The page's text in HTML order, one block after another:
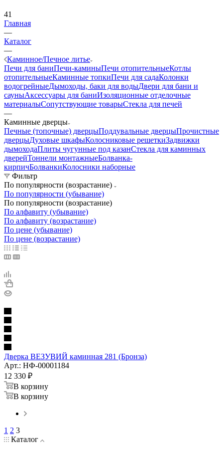
41
Главная
—
Каталог
—
Каминное/Печное литье
Печи для баниПечи-каминыПечи отопительныеКотлы
отопительныеКаминные топкиПечи для садаКолонки
водогрейныеДымоходы, баки для водыДвери для бани и
сауныАксессуары для баниИзоляционные отделочные
материалыСопутствующие товарыСтекла для печей
—
Каминные дверцы
Печные (топочные) дверцыПоддувальные дверцыПрочистные
дверцыДуховые шкафыКолосниковые решеткиЗадвижки
дымоходаПлиты чугунные под казанСтекла для каминных
дверейТоннели монтажныеБолванка-
кирпичБолванкиКолосники наборные
Фильтр
По популярности (возрастание)
По популярности (убывание)
По популярности (возрастание)
По алфавиту (убывание)
По алфавиту (возрастание)
По цене (убывание)
По цене (возрастание)
Дверка ВЕЗУВИЙ каминная 281 (Бронза)
Арт.: НФ-00001184
12 330 ₽
В корзину
В корзину
1 2 3
Каталог